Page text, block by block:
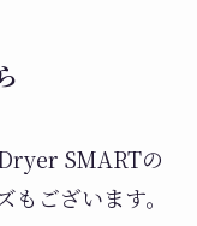
SMARTの
ございます。